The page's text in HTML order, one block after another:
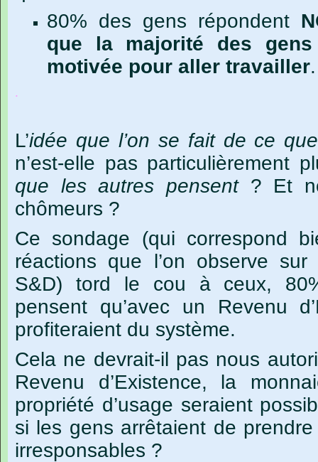
80% des gens répondent
que la majorité des
motivée pour aller travailler.
.
L’idée que l’on se fait de ce que
n’est-elle pas particulièrement
que les autres pensent ? Et
chômeurs ?
Ce sondage (qui correspond
réactions que l’on observe
S&D) tord le cou à ceux,
pensent qu’avec un Revenu
profiteraient du système.
Cela ne devrait-il pas nous
Revenu d’Existence, la
propriété d’usage seraient
si les gens arrêtaient de
irresponsables ?